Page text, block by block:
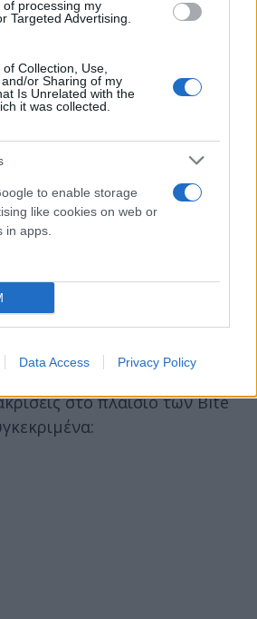
processing my
Targeted Advertising.
Collection, Use,
or Sharing of my
Is Unrelated with the
it was collected.
to enable storage
like cookies on web or
in apps.
Data Access Privacy Policy
την αναβάθμιση όλων των
αλλά και με την
ψηφιακών δικτύων,
πρακτικές, με
τον Ψηφιακό Μετασχηματισμό
Σημειώνεται ότι, στο
το περιβαλλοντολογικό
στο πλαίσιο των Bite